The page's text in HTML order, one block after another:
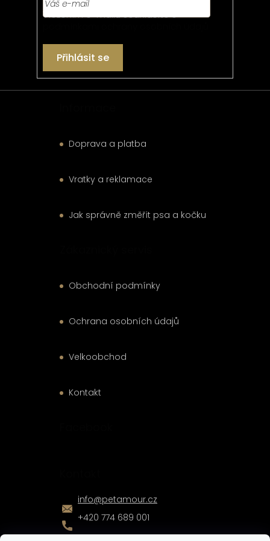
Vložením e-mailu souhlasíte s
Přihlásit se
Doprava a platba
Vratky a reklamace
Jak správně změřit psa a kočku
Obchodní podmínky
Ochrana osobních údajů
Velkoobchod
Kontakt
info@petamour.cz
+420 774 689 001